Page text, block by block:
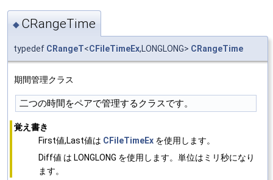
◆ CRangeTime
typedef CRangeT<CFileTimeEx,LONGLONG> CRangeTime
期間管理クラス
覚え書き
First値,Last値は CFileTimeEx を使用します。
Diff値 は LONGLONG を使用します。単位はミリ秒になり
ます。